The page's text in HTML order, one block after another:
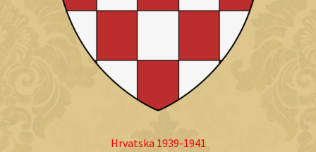
Hrvatska 1939-1941